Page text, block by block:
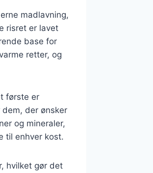
madlavning,
risret er lavet
base for
retter, og
første er
der ønsker
og mineraler,
til enhver kost.
hvilket gør det